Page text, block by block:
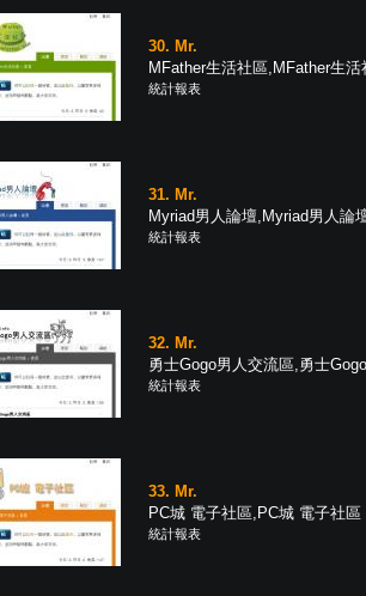
30. Mr.
MFather生活社區,MFather生
統計報表
31. Mr.
Myriad男人論壇,Myriad男人論
統計報表
32. Mr.
勇士Gogo男人交流區,勇士
統計報表
33. Mr.
PC城 電子社區,PC城 電子社區
統計報表